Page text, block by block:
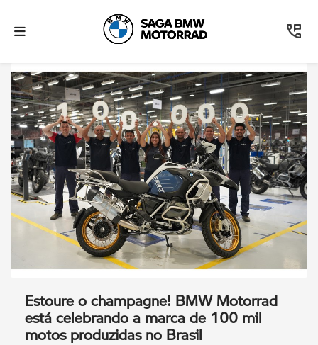
Estoure o champagne! BMW Motorrad
está celebrando a marca de 100 mil
motos produzidas no Brasil